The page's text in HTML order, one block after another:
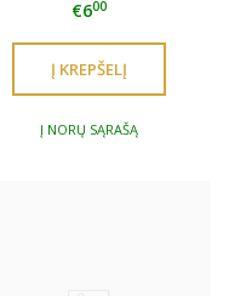
€600
Į NORŲ SĄRAŠĄ